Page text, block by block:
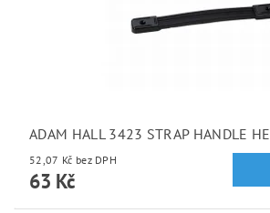
ADAM HALL 3423 STRAP HANDLE
52,07 Kč bez DPH
63 Kč